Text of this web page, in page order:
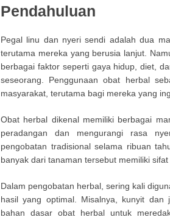
Pendahuluan
Pegal linu dan nyeri sendi adalah dua
terutama mereka yang berusia lanjut.
berbagai faktor seperti gaya hidup, diet,
seseorang. Penggunaan obat herbal
masyarakat, terutama bagi mereka yang
Obat herbal dikenal memiliki berbagai
peradangan dan mengurangi rasa
pengobatan tradisional selama ribuan
banyak dari tanaman tersebut memiliki
Dalam pengobatan herbal, sering kali
hasil yang optimal. Misalnya, kunyit
bahan dasar obat herbal untuk